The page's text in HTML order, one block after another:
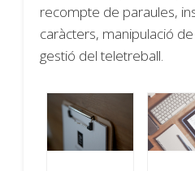
recompte de paraules,
caràcters, manipulació
gestió del teletreball.